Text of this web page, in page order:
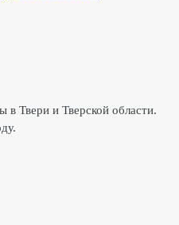
Твери и Тверской области.